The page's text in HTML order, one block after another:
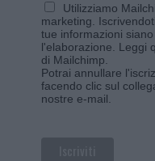
Utilizziamo
marketing.
tue informazioni
l'elaborazione. Leggi
di Mailchimp
Potrai annullare
facendo clic sul
nostre e-mail.